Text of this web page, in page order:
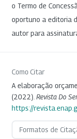
o Termo de
oportuno a editoria
autor para
Como Citar
A elaboração
(2022). Revista Do
https://
Formatos de